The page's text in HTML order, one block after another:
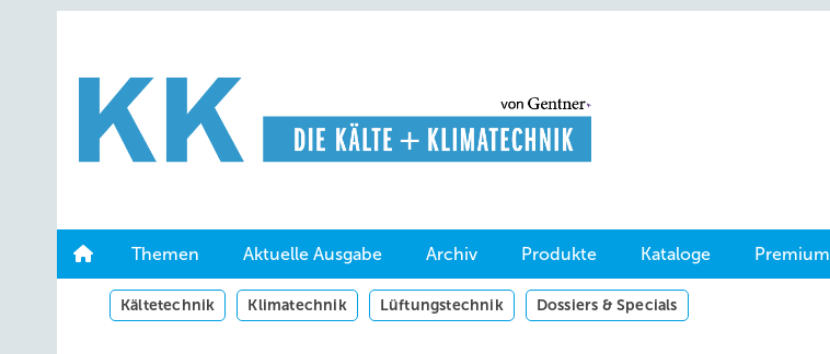
Hauptinhalt
Hauptmenü
Themen Aktuelle Ausgabe Archiv Produkte Kataloge Premium
Kältetechnik Klimatechnik Lüftungstechnik Dossiers & Specials